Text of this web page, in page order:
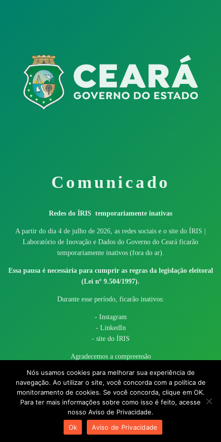
Comunicado
Redes do ÍRIS temporariamente inativas
A partir do dia 4 de julho de 2026, as redes sociais e o site do ÍRIS |
Laboratório de Inovação e Dados do Governo do Ceará ficarão
temporariamente inativos (fora do ar).
Essa pausa é necessária para cumprir as regras da legislação eleitoral
(Lei nº 9.504/1997).
Durante esse período, ficarão inativos:
- Instagram
- LinkedIn
- site do ÍRIS
Agradecemos a compreensão
© 2017 - 2026 – Governo do Estado do Ceará todos os direitos
reservados
Nós usamos cookies para melhorar sua experiência de
navegação. Ao utilizar o site, você concorda com a política de
monitoramento de cookies. Se você concorda, clique em OK.
Para ter mais informações sobre como isso é feito, acesse
nosso Aviso de Privacidade.
Ok
Aviso de Privacidade